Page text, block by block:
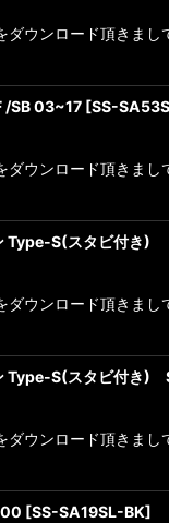
ウンロード頂きま
/SB 03~17 [SS-
ウンロード頂きま
Type-S(スタビ付き)
ウンロード頂きま
Type-S(スタビ付き)
ウンロード頂きま
[SS-SA19SL-BK]